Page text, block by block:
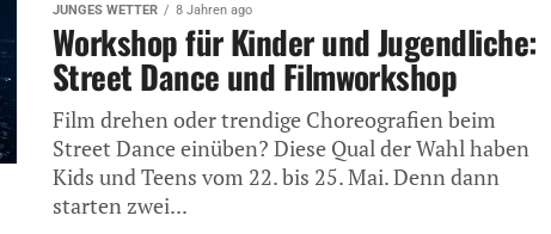
JUNGES WETTER 8 Jahren ago
Workshop für Kinder und Jugendliche:
Street Dance und Filmworkshop
Film drehen oder trendige Choreografien beim
Street Dance einüben? Diese Qual der Wahl haben
Kids und Teens vom 22. bis 25. Mai. Denn dann
starten zwei...